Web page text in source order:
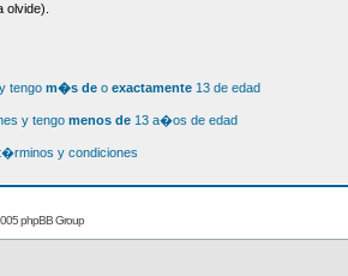
tengo m�s de o exactamente 13 de edad
y tengo menos de 13 a�os de edad
y condiciones
phpBB Group